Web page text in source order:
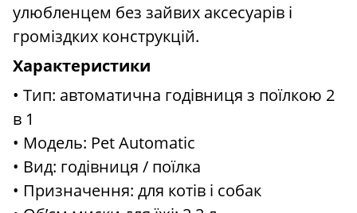
улюбленцем без зайвих аксесуарів і
громіздких конструкцій.
Характеристики
• Тип: автоматична годівниця з поїлкою 2
в 1
• Модель: Pet Automatic
• Вид: годівниця / поїлка
• Призначення: для котів і собак